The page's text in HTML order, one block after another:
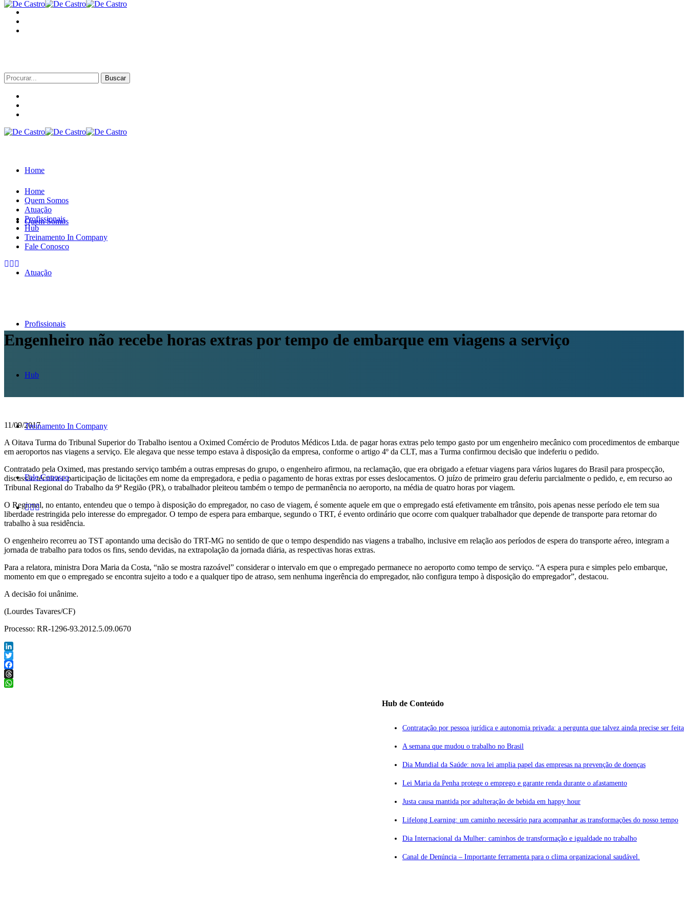
Procurar
por:
Home
Quem Somos
Atuação
Profissionais
Hub
Treinamento In Company
Fale Conosco
Home
Quem Somos
Atuação
Profissionais
Hub
Treinamento In Company
Fale Conosco
Engenheiro não recebe horas extras por tempo de embarque em viagens a serviço
11/09/2017
A Oitava Turma do Tribunal Superior do Trabalho isentou a Oximed Comércio de Produtos Médicos Ltda. de pagar horas extras pelo tempo gasto por um engenheiro mecânico com procedimentos de embarque
em aeroportos nas viagens a serviço. Ele alegava que nesse tempo estava à disposição da empresa, conforme o artigo 4º da CLT, mas a Turma confirmou decisão que indeferiu o pedido.
Contratado pela Oximed, mas prestando serviço também a outras empresas do grupo, o engenheiro afirmou, na reclamação, que era obrigado a efetuar viagens para vários lugares do Brasil para prospecção,
discussão técnica e participação de licitações em nome da empregadora, e pedia o pagamento de horas extras por esses deslocamentos. O juízo de primeiro grau deferiu parcialmente o pedido, e, em recurso ao
Tribunal Regional do Trabalho da 9ª Região (PR), o trabalhador pleiteou também o tempo de permanência no aeroporto, na média de quatro horas por viagem.
O Regional, no entanto, entendeu que o tempo à disposição do empregador, no caso de viagem, é somente aquele em que o empregado está efetivamente em trânsito, pois apenas nesse período ele tem sua
liberdade restringida pelo interesse do empregador. O tempo de espera para embarque, segundo o TRT, é evento ordinário que ocorre com qualquer trabalhador que depende de transporte para retornar do
trabalho à sua residência.
O engenheiro recorreu ao TST apontando uma decisão do TRT-MG no sentido de que o tempo despendido nas viagens a trabalho, inclusive em relação aos períodos de espera do transporte aéreo, integram a
jornada de trabalho para todos os fins, sendo devidas, na extrapolação da jornada diária, as respectivas horas extras.
Para a relatora, ministra Dora Maria da Costa, “não se mostra razoável” considerar o intervalo em que o empregado permanece no aeroporto como tempo de serviço. “A espera pura e simples pelo embarque,
momento em que o empregado se encontra sujeito a todo e a qualquer tipo de atraso, sem nenhuma ingerência do empregador, não configura tempo à disposição do empregador”, destacou.
A decisão foi unânime.
(Lourdes Tavares/CF)
Processo: RR-1296-93.2012.5.09.0670
LinkedIn
Twitter
Facebook
Threads
Hub de Conteúdo
Contratação por pessoa jurídica e autonomia privada: a pergunta que talvez ainda precise ser feita
A semana que mudou o trabalho no Brasil
Dia Mundial da Saúde: nova lei amplia papel das empresas na prevenção de doenças
Lei Maria da Penha protege o emprego e garante renda durante o afastamento
Justa causa mantida por adulteração de bebida em happy hour
Lifelong Learning: um caminho necessário para acompanhar as transformações do nosso tempo
Dia Internacional da Mulher: caminhos de transformação e igualdade no trabalho
Canal de Denúncia – Importante ferramenta para o clima organizacional saudável.